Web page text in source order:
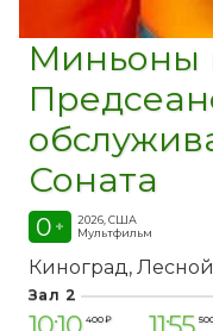
Миньоны
Соната
0 +
2026, США
Мультфильм
Киноград
Зал 2
400 ₽